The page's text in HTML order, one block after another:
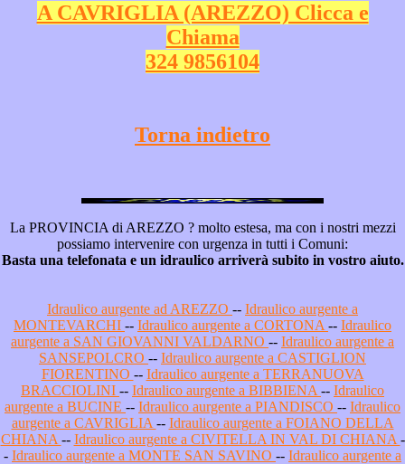
A CAVRIGLIA (AREZZO) Clicca e
Chiama
324 9856104
Torna indietro
La PROVINCIA di AREZZO ? molto estesa, ma con i nostri mezzi
possiamo intervenire con urgenza in tutti i Comuni:
Basta una telefonata e un idraulico arriverà subito in vostro aiuto.
Idraulico aurgente ad AREZZO -- Idraulico aurgente a
MONTEVARCHI -- Idraulico aurgente a CORTONA -- Idraulico
aurgente a SAN GIOVANNI VALDARNO -- Idraulico aurgente a
SANSEPOLCRO -- Idraulico aurgente a CASTIGLION
FIORENTINO -- Idraulico aurgente a TERRANUOVA
BRACCIOLINI -- Idraulico aurgente a BIBBIENA -- Idraulico
aurgente a BUCINE -- Idraulico aurgente a PIANDISCO -- Idraulico
aurgente a CAVRIGLIA -- Idraulico aurgente a FOIANO DELLA
CHIANA -- Idraulico aurgente a CIVITELLA IN VAL DI CHIANA -
- Idraulico aurgente a MONTE SAN SAVINO -- Idraulico aurgente a